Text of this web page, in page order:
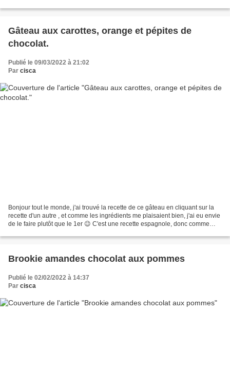
Gâteau aux carottes, orange et pépites de
chocolat.
Publié le 09/03/2022 à 21:02
Par cisca
Bonjour tout le monde, j'ai trouvé la recette de ce gâteau en cliquant sur la
recette d'un autre , et comme les ingrédients me plaisaient bien, j'ai eu envie
de le faire plutôt que le 1er 😉 C'est une recette espagnole, donc comme
Brookie amandes chocolat aux pommes
Publié le 02/02/2022 à 14:37
Par cisca